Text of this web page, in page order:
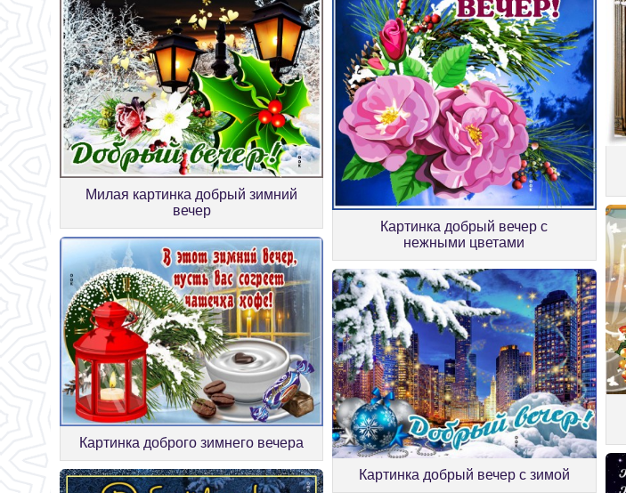
Милая картинка добрый зимний
вечер
Картинка добрый вечер с
нежными цветами
Картинка доброго зимнего вечера
Картинка добрый вечер с зимой